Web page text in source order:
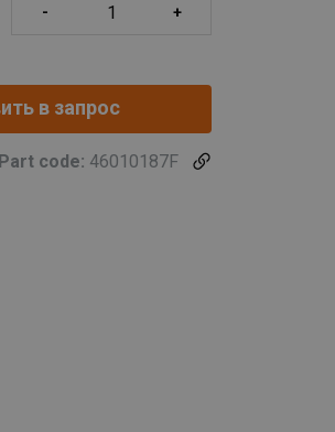
в запрос
Part code: 46010187F